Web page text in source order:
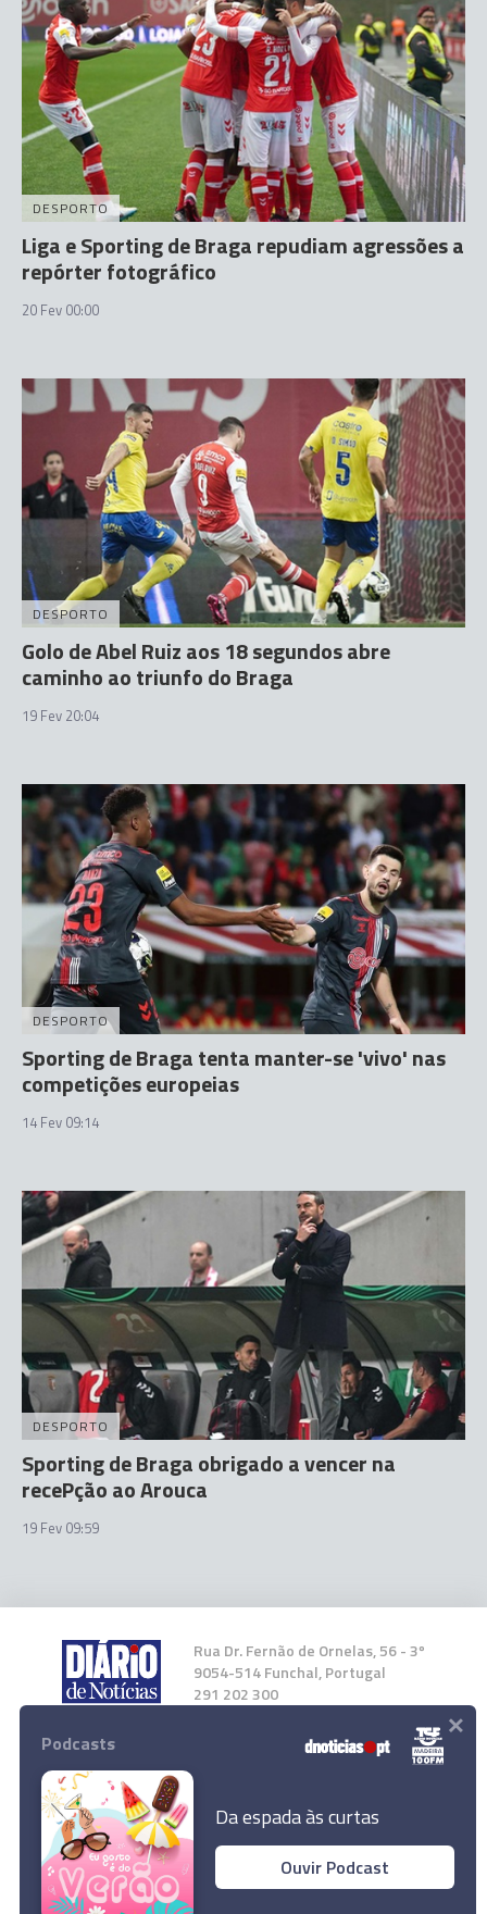
Benfica tenta repor vantagem na I Liga para FC
Porto e Sporting de Braga
DESPORTO
Liga e Sporting de Braga repudiam agressões a
repórter fotográfico
20 Fev 00:00
DESPORTO
Golo de Abel Ruiz aos 18 segundos abre
caminho ao triunfo do Braga
19 Fev 20:04
DESPORTO
Sporting de Braga tenta manter-se 'vivo' nas
competições europeias
14 Fev 09:14
DESPORTO
Sporting de Braga obrigado a vencer na
recePção ao Arouca
19 Fev 09:59
Rua Dr. Fernão de Ornelas, 56 - 3º
9054-514 Funchal, Portugal
291 202 300
Instale a nossa App
© 2023 Empresa Diário de Notícias, Lda.
Podcasts
Da espada às curtas
Ouvir Podcast
×